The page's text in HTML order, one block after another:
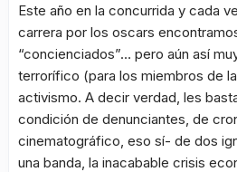
Este año en la concurrida y cada
carrera por los oscars
“concienciados”… pero aún así
terrorífico (para los miembros de
activismo. A decir verdad, les
condición de denunciantes, de
cinematográfico, eso sí- de dos
una banda, la inacabable crisis